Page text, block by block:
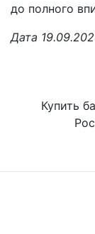
до полного
Дата
Купить